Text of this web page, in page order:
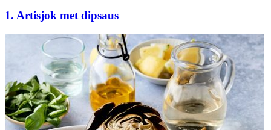
1. Artisjok met dipsaus